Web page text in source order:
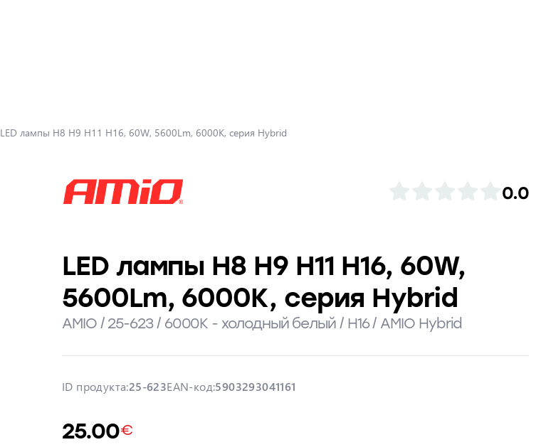
LED лампы H8 H9 H11 H16, 60W, 5600Lm, 6000K, серия Hybrid
0.0
LED лампы H8 H9 H11 H16, 60W,
5600Lm, 6000K, серия Hybrid
AMIO / 25-623 / 6000K - холодный белый / H16 / AMIO Hybrid
ID продукта:25-623EAN-код:5903293041161
25.00€